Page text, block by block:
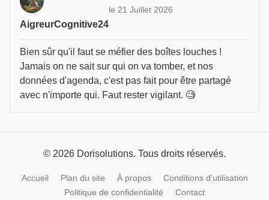
AigreurCognitive24
le 21 Juillet 2026
Bien sûr qu'il faut se méfier des boîtes louches !
Jamais on ne sait sur qui on va tomber, et nos
données d'agenda, c'est pas fait pour être partagé
avec n'importe qui. Faut rester vigilant. 🧐
© 2026 Dorisolutions. Tous droits réservés.
Accueil Plan du site À propos
Conditions d'utilisation
Politique de confidentialité
Contact